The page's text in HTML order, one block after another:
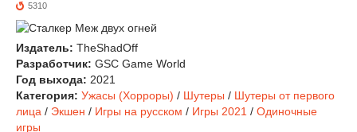
5310
Издатель: TheShadOff
Разработчик: GSC Game World
Год выхода: 2021
Категория: Ужасы (Хорроры) / Шутеры / Шутеры от первого
лица / Экшен / Игры на русском / Игры 2021 / Одиночные
игры